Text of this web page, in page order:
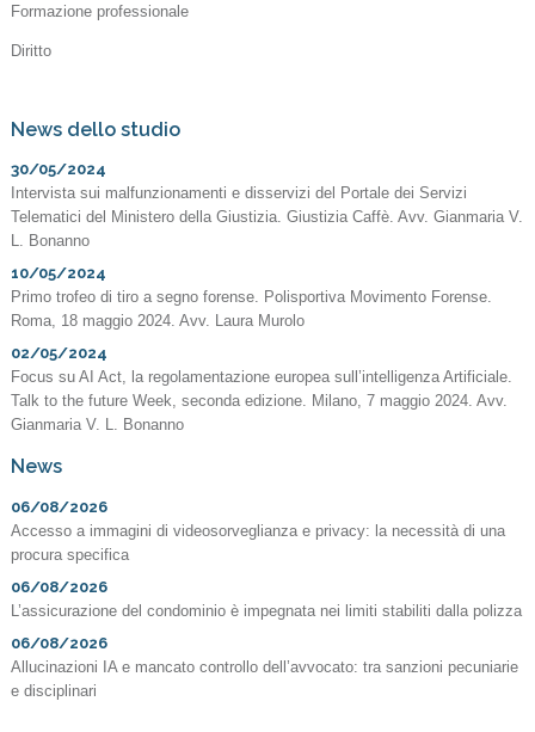
Formazione professionale
Diritto
News dello studio
30/05/2024
Intervista sui malfunzionamenti e disservizi del Portale dei Servizi
Telematici del Ministero della Giustizia. Giustizia Caffè. Avv. Gianmaria V.
L. Bonanno
10/05/2024
Primo trofeo di tiro a segno forense. Polisportiva Movimento Forense.
Roma, 18 maggio 2024. Avv. Laura Murolo
02/05/2024
Focus su AI Act, la regolamentazione europea sull’intelligenza Artificiale.
Talk to the future Week, seconda edizione. Milano, 7 maggio 2024. Avv.
Gianmaria V. L. Bonanno
News
06/08/2026
Accesso a immagini di videosorveglianza e privacy: la necessità di una
procura specifica
06/08/2026
L’assicurazione del condominio è impegnata nei limiti stabiliti dalla polizza
06/08/2026
Allucinazioni IA e mancato controllo dell’avvocato: tra sanzioni pecuniarie
e disciplinari